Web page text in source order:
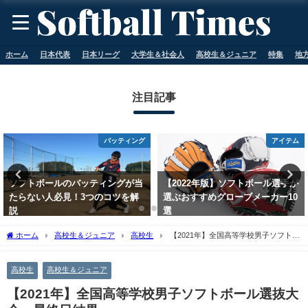
ホーム 日本代表 日本リーグ 大学生＆社会人 高校生＆ジュニア 特集 地
注目記事
バッティング
ソフトボールのバッティングが当
たらない人必見！3つのコツを解
説
アイテム
【2022年版】ソフトボール選手が
選ぶおすすめグローブメーカー10
選
ホーム 高校生＆ジュニア 高校生
【2021年】全国高等学校男子ソフトボ
高校生 高校生＆ジュニア
【2021年】全国高等学校男子ソフトボール選抜大